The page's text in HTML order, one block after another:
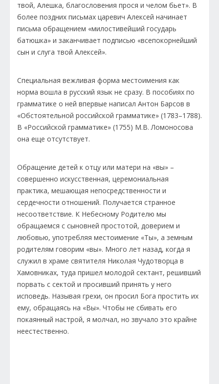
твой, Алешка, благословения прося и челом бьет». В
более поздних письмах царевич Алексей начинает
письма обращением «милостивейший государь
батюшка» и заканчивает подписью «всепокорнейший
сын и слуга твой Алексей».
Специальная вежливая форма местоимения как
норма вошла в русский язык не сразу. В пособиях по
грамматике о ней впервые написал Антон Барсов в
«Обстоятельной российской грамматике» (1783–1788).
В «Российской грамматике» (1755) М.В. Ломоносова
она еще отсутствует.
Обращение детей к отцу или матери на «вы» –
совершенно искусственная, церемониальная
практика, мешающая непосредственности и
сердечности отношений. Получается странное
несоответствие. К Небесному Родителю мы
обращаемся с сыновней простотой, доверием и
любовью, употребляя местоимение «Ты», а земным
родителям говорим «вы». Много лет назад, когда я
служил в храме святителя Николая Чудотворца в
Хамовниках, туда пришел молодой сектант, решивший
порвать с сектой и просивший принять у него
исповедь. Называя грехи, он просил Бога простить их
ему, обращаясь на «Вы». Чтобы не сбивать его
покаянный настрой, я молчал, но звучало это крайне
неестественно.